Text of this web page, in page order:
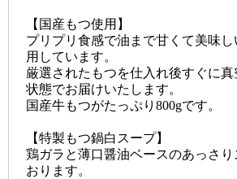
【国産もつ使用】
プリプリ食感で油まで甘くて美味
用しています。
厳選されたもつを仕入れ後すぐに
状態でお届けいたします。
国産牛もつがたっぷり800gです。
【特製もつ鍋白スープ】
鶏ガラと薄口醤油ベースのあっさ
おります。